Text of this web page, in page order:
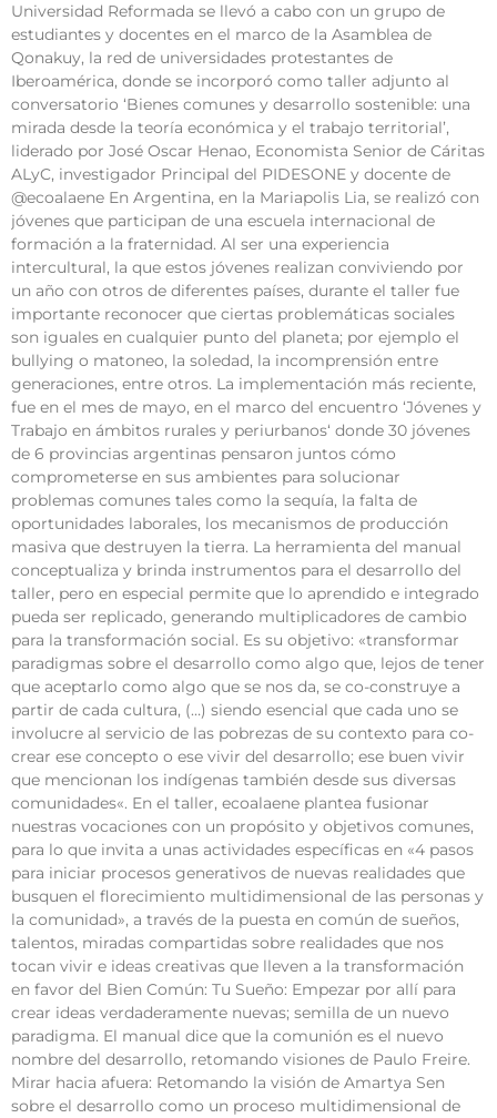
Universidad Reformada se llevó a cabo con un grupo de
estudiantes y docentes en el marco de la Asamblea de
Qonakuy, la red de universidades protestantes de
Iberoamérica, donde se incorporó como taller adjunto al
conversatorio ‘Bienes comunes y desarrollo sostenible: una
mirada desde la teoría económica y el trabajo territorial’,
liderado por José Oscar Henao, Economista Senior de Cáritas
ALyC, investigador Principal del PIDESONE y docente de
@ecoalaene En Argentina, en la Mariapolis Lia, se realizó con
jóvenes que participan de una escuela internacional de
formación a la fraternidad. Al ser una experiencia
intercultural, la que estos jóvenes realizan conviviendo por
un año con otros de diferentes países, durante el taller fue
importante reconocer que ciertas problemáticas sociales
son iguales en cualquier punto del planeta; por ejemplo el
bullying o matoneo, la soledad, la incomprensión entre
generaciones, entre otros. La implementación más reciente,
fue en el mes de mayo, en el marco del encuentro ‘Jóvenes y
Trabajo en ámbitos rurales y periurbanos‘ donde 30 jóvenes
de 6 provincias argentinas pensaron juntos cómo
comprometerse en sus ambientes para solucionar
problemas comunes tales como la sequía, la falta de
oportunidades laborales, los mecanismos de producción
masiva que destruyen la tierra. La herramienta del manual
conceptualiza y brinda instrumentos para el desarrollo del
taller, pero en especial permite que lo aprendido e integrado
pueda ser replicado, generando multiplicadores de cambio
para la transformación social. Es su objetivo: «transformar
paradigmas sobre el desarrollo como algo que, lejos de tener
que aceptarlo como algo que se nos da, se co-construye a
partir de cada cultura, (…) siendo esencial que cada uno se
involucre al servicio de las pobrezas de su contexto para co-
crear ese concepto o ese vivir del desarrollo; ese buen vivir
que mencionan los indígenas también desde sus diversas
comunidades«. En el taller, ecoalaene plantea fusionar
nuestras vocaciones con un propósito y objetivos comunes,
para lo que invita a unas actividades específicas en «4 pasos
para iniciar procesos generativos de nuevas realidades que
busquen el florecimiento multidimensional de las personas y
la comunidad», a través de la puesta en común de sueños,
talentos, miradas compartidas sobre realidades que nos
tocan vivir e ideas creativas que lleven a la transformación
en favor del Bien Común: Tu Sueño: Empezar por allí para
crear ideas verdaderamente nuevas; semilla de un nuevo
paradigma. El manual dice que la comunión es el nuevo
nombre del desarrollo, retomando visiones de Paulo Freire.
Mirar hacia afuera: Retomando la visión de Amartya Sen
sobre el desarrollo como un proceso multidimensional de